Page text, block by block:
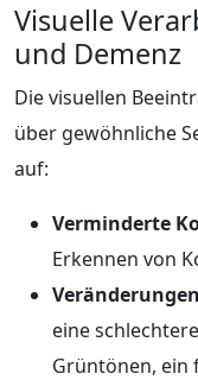
Visuelle
und Demenz
Die visuellen
über gewöhnliche
auf:
Verminderte
Erkennen von
eine
Grüntönen, ein